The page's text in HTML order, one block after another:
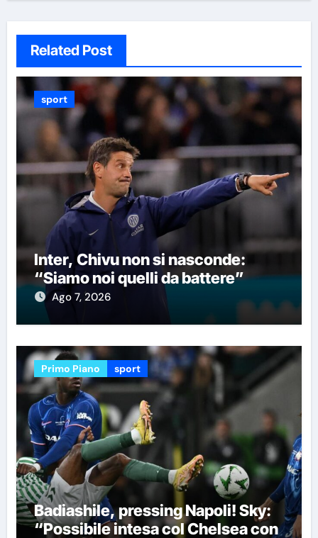
Related Post
sport
Inter, Chivu non si nasconde:
“Siamo noi quelli da battere”
Ago 7, 2026
Primo Piano sport
Badiashile, pressing Napoli! Sky:
“Possibile intesa col Chelsea con